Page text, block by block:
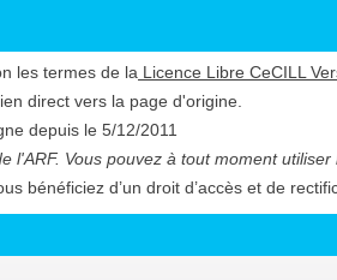
les termes de la Licence Libre CeCILL
direct vers la page d'origine.
depuis le 5/12/2011
l'ARF. Vous pouvez à tout moment
bénéficiez d’un droit d’accès et de